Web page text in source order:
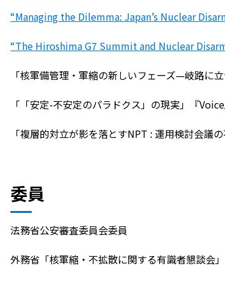
“Managing the Dilemma: Japan’s Nuclear
“The Hiroshima G7 Summit and Nuclear
「核軍備管理・軍縮の新しいフェーズ—岐路
「「安定-不安定のパラドクス」の現実」『
「複層的対立が影を落とすNPT : 運用検討会議
委員
法務省公安審査委員会委員
外務省「核軍縮・不拡散に関する有識者懇談会